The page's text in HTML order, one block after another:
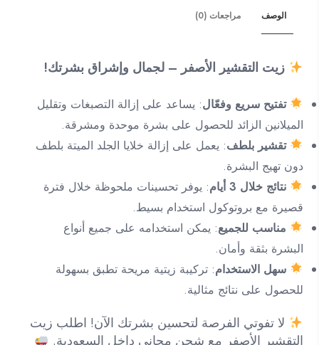
الوصف مراجعات (0)
زيت التقشير الأصفر – لجمال وإشراق بشرتك!
تفتيح سريع وفعّال: يساعد على إزالة التصبغات وتقليل
الميلانين الزائد للحصول على بشرة موحدة ومشرقة.
تقشير بلطف: يعمل على إزالة خلايا الجلد الميتة بلطف
دون تهيج البشرة.
نتائج خلال 3 أيام
: يوفر تحسينات ملحوظة خلال فترة
قصيرة مع بروتوكول استخدام بسيط.
مناسب للجميع: يمكن استخدامه على جميع أنواع
البشرة بثقة وأمان.
سهل الاستخدام: تركيبة زيتية مريحة تطبق بسهولة
للحصول على نتائج مثالية.
لا تفوتي الفرصة لتحسين بشرتك الآن! اطلب زيت
التقشير الأصفر مع شحن مجاني داخل السعودية.